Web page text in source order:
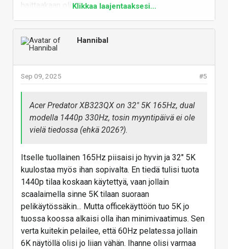
haittaakaan olisi.
Vastaa
Klikkaa laajentaaksesi...
Hannibal
#5
Sep 09, 2025
Acer Predator XB323QX on 32" 5K 165Hz, dual
modella 1440p 330Hz, tosin myyntipäivä ei ole
vielä tiedossa (ehkä 2026?).
Itselle tuollainen 165Hz piisaisi jo hyvin ja 32" 5K
kuulostaa myös ihan sopivalta. En tiedä tulisi tuota
1440p tilaa koskaan käytettyä, vaan jollain
scaalaimella sinne 5K tilaan suoraan
pelikäytössäkin... Mutta officekäyttöön tuo 5K jo
tuossa koossa alkaisi olla ihan minimivaatimus. Sen
verta kuitekin pelailee, että 60Hz pelatessa jollain
6K näytöllä olisi jo liian vähän. Ihanne olisi varmaa